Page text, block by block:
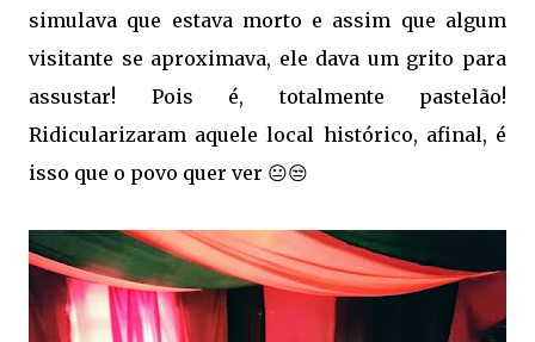
simulava que estava morto e assim que algum
visitante se aproximava, ele dava um grito para
assustar! Pois é, totalmente pastelão!
Ridicularizaram aquele local histórico, afinal, é
isso que o povo quer ver 😐😒